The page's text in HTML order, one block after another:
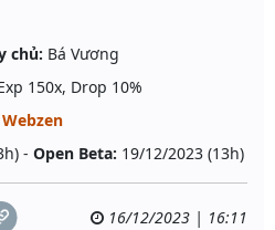
chủ: Bá Vương
150x, Drop 10%
- Open Beta: 19/12/2023 (13h)
16/12/2023 | 16:11